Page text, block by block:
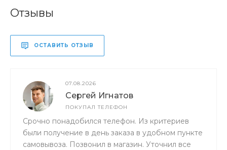
Отзывы
ОСТАВИТЬ ОТЗЫВ
07.08.2026
Сергей Игнатов
ПОКУПАЛ ТЕЛЕФОН
Срочно понадобился телефон. Из критериев
были получение в день заказа в удобном пункте
самовывоза. Позвонил в магазин. Уточнил все